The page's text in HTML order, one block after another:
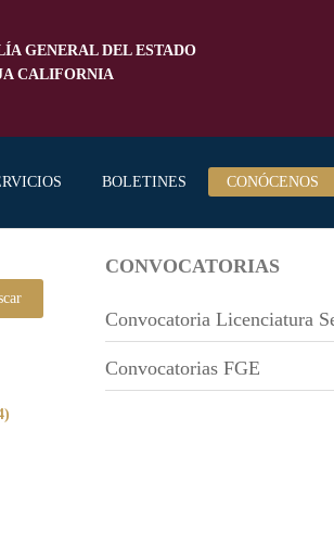
GENERAL DEL ESTADO
CALIFORNIA
BOLETINES CONÓCENOS
CONVOCATORIAS
Convocatoria Licenciatura
Convocatorias FGE